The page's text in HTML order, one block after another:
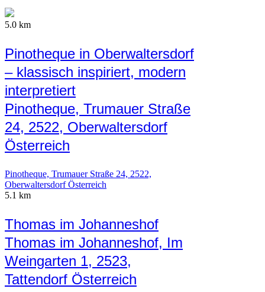
5.0 km
Pinotheque in Oberwaltersdorf
– klassisch inspiriert, modern
interpretiert
Pinotheque, Trumauer Straße
24, 2522, Oberwaltersdorf
Österreich
Pinotheque, Trumauer Straße 24, 2522,
Oberwaltersdorf Österreich
5.1 km
Thomas im Johanneshof
Thomas im Johanneshof, Im
Weingarten 1, 2523,
Tattendorf Österreich